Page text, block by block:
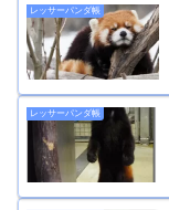
レッサーパンダ帳
レッサーパンダ帳